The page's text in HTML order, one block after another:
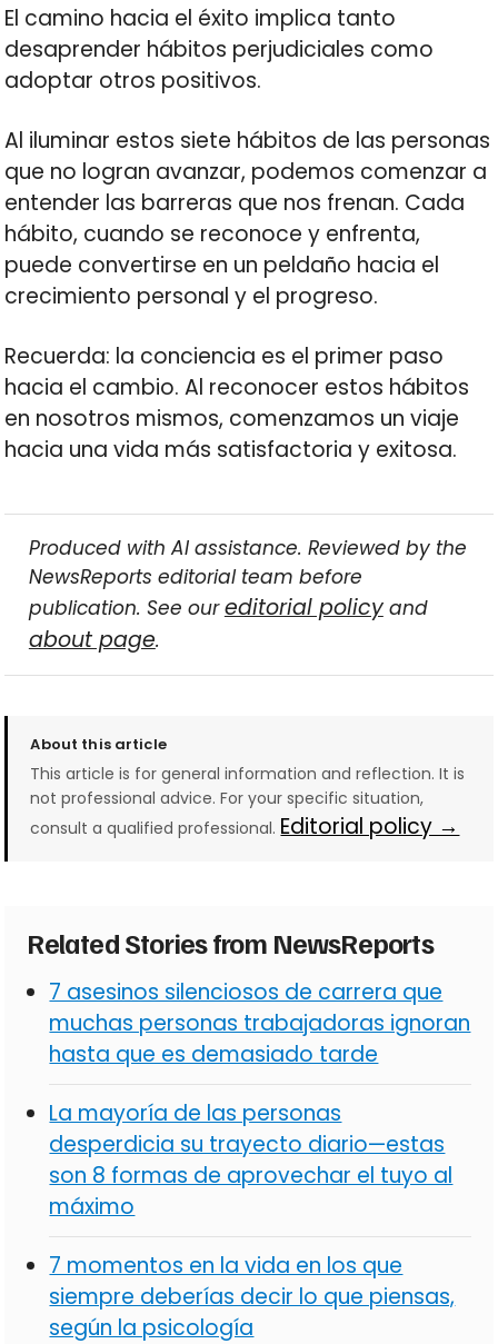
El camino hacia el éxito implica tanto
desaprender hábitos perjudiciales como
adoptar otros positivos.
Al iluminar estos siete hábitos de las personas
que no logran avanzar, podemos comenzar a
entender las barreras que nos frenan. Cada
hábito, cuando se reconoce y enfrenta,
puede convertirse en un peldaño hacia el
crecimiento personal y el progreso.
Recuerda: la conciencia es el primer paso
hacia el cambio. Al reconocer estos hábitos
en nosotros mismos, comenzamos un viaje
hacia una vida más satisfactoria y exitosa.
Produced with AI assistance. Reviewed by the
NewsReports editorial team before
publication. See oureditorial policyand
about page.
About this article
This article is for general information and reflection. It is
not professional advice. For your specific situation,
consult a qualified professional. Editorial policy →
Related Stories from NewsReports
7 asesinos silenciosos de carrera que
muchas personas trabajadoras ignoran
hasta que es demasiado tarde
La mayoría de las personas
desperdicia su trayecto diario—estas
son 8 formas de aprovechar el tuyo al
máximo
7 momentos en la vida en los que
siempre deberías decir lo que piensas,
según la psicología